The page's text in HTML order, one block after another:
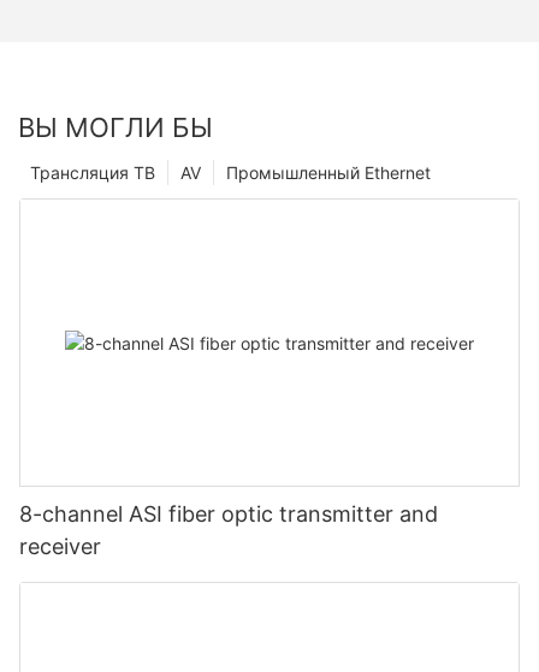
ВЫ МОГЛИ БЫ
Промышленный Ethernet
AV
Трансляция ТВ
8-channel ASI fiber optic transmitter and
receiver